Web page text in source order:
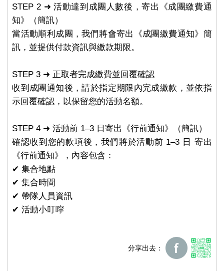
STEP 2 ➜ 活動達到成團人數後，寄出《成團繳費通
知》（簡訊）
當活動順利成團，我們將會寄出《成團繳費通知》簡
訊，並提供付款資訊與繳款期限。
STEP 3 ➜ 正取者完成繳費並回覆確認
收到成團通知後，請於指定期限內完成繳款，並依指
示回覆確認，以保留您的活動名額。
STEP 4 ➜ 活動前 1–3 日寄出《行前通知》（簡訊）
確認收到您的款項後，我們將於活動前 1–3 日 寄出
《行前通知》，內容包含：
✔ 集合地點
✔ 集合時間
✔ 帶隊人員資訊
✔ 活動小叮嚀
分享出去：